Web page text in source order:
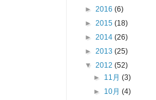
► 2016 (6)
► 2015 (18)
► 2014 (26)
► 2013 (25)
▼ 2012 (52)
► 11月(3)
► 10月(4)